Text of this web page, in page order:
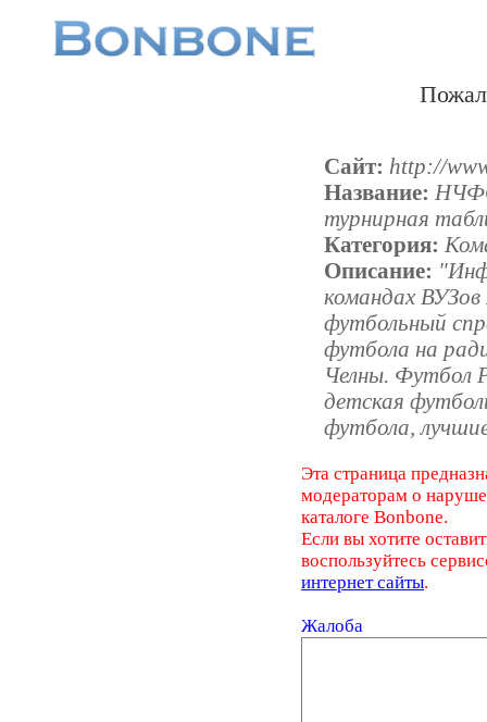
Сайт: http://
Название:
турнирная
Категория:
Описание:
командах
футбольный
футбола на
Челны. Футбол
детская
футбола,
Эта страница
модераторам о
каталоге Bonbone.
Если вы хотите
воспользуйтесь
интернет сайты.
Жалоба